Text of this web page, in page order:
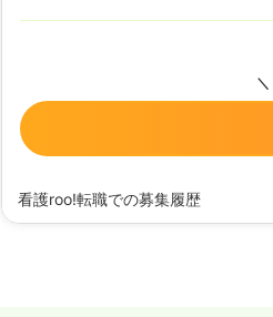
看護roo!転職での募集履歴